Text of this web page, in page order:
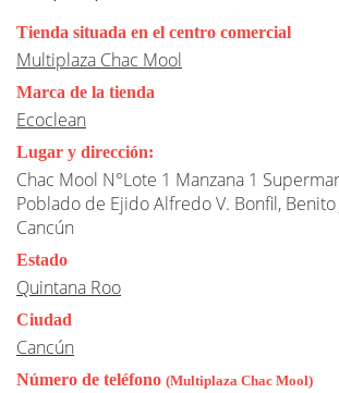
Tienda situada en el centro comercial
Multiplaza Chac Mool
Marca de la tienda
Ecoclean
Lugar y dirección:
Chac Mool N°Lote 1 Manzana 1
Poblado de Ejido Alfredo V. Bonfil, Benito
Cancún
Estado
Quintana Roo
Ciudad
Cancún
Número de teléfono (Multiplaza Chac Mool)